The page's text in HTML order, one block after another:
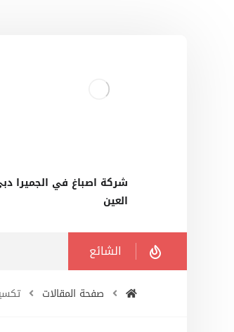
‫شركة اصباغ في الجميرا دبي :
العين
الشائع
صفحة المقالات